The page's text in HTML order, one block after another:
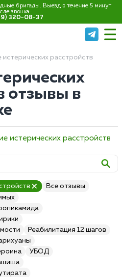
бригады. Выезд в течение 5 минут
звонка:
320-08-37
истерических расстройств
отзывы в
истерических расстройств
Все отзывы
Реабилитация 12 шагов
УБОД